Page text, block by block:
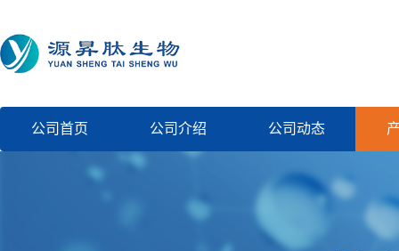
公司首页 公司介绍 公司动态